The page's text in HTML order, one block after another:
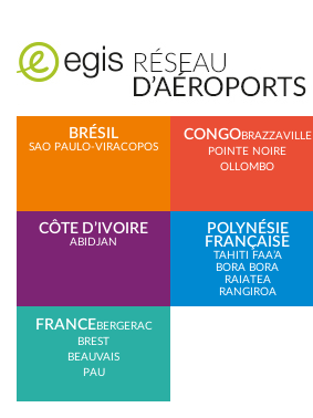
BRÉSIL
SAO PAULO-VIRACOPOS
CONGOBRAZZAVILLE
POINTE NOIRE
OLLOMBO
CÔTE D’IVOIRE
ABIDJAN
POLYNÉSIE
FRANÇAISE
TAHITI FAA’A
BORA BORA
RAIATEA
RANGIROA
FRANCEBERGERAC
BREST
BEAUVAIS
PAU